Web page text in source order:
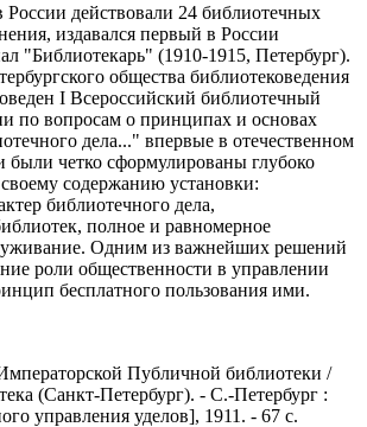
России действовали 24 библиотечных
издавался первый в России
"Библиотекарь" (1910-1915, Петербург).
общества библиотековедения
I Всероссийский библиотечный
по вопросам о принципах и основах
дела..." впервые в отечественном
были четко сформулированы глубоко
содержанию установки:
библиотечного дела,
полное и равномерное
Одним из важнейших решений
роли общественности в управлении
бесплатного пользования ими.
Публичной библиотеки /
(Санкт-Петербург). - С.-Петербург :
управления уделов], 1911. - 67 с.